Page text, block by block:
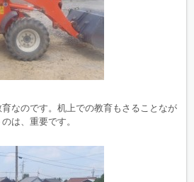
なのです。机上での教育もさることなが
は、重要です。